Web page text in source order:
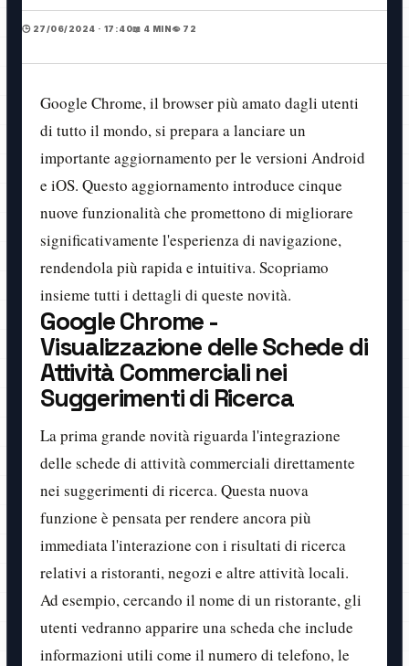
🕒 27/06/2024 · 17:40📖 4 MIN👁️ 72
Google Chrome, il browser più amato dagli utenti
di tutto il mondo, si prepara a lanciare un
importante aggiornamento per le versioni Android
e iOS. Questo aggiornamento introduce cinque
nuove funzionalità che promettono di migliorare
significativamente l'esperienza di navigazione,
rendendola più rapida e intuitiva. Scopriamo
insieme tutti i dettagli di queste novità.
Google Chrome -
Visualizzazione delle Schede di
Attività Commerciali nei
Suggerimenti di Ricerca
La prima grande novità riguarda l'integrazione
delle schede di attività commerciali direttamente
nei suggerimenti di ricerca. Questa nuova
funzione è pensata per rendere ancora più
immediata l'interazione con i risultati di ricerca
relativi a ristoranti, negozi e altre attività locali.
Ad esempio, cercando il nome di un ristorante, gli
utenti vedranno apparire una scheda che include
informazioni utili come il numero di telefono, le